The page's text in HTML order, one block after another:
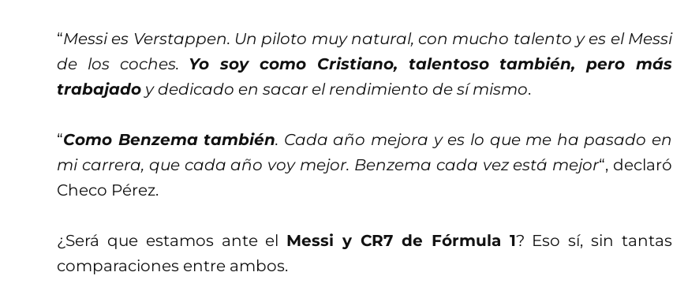
“Messi es Verstappen. Un piloto muy natural, con mucho talento y es el Messi
de los coches. Yo soy como Cristiano, talentoso también, pero más
trabajado y dedicado en sacar el rendimiento de sí mismo.
“Como Benzema también. Cada año mejora y es lo que me ha pasado en
mi carrera, que cada año voy mejor. Benzema cada vez está mejor“, declaró
Checo Pérez.
¿Será que estamos ante el Messi y CR7 de Fórmula 1? Eso sí, sin tantas
comparaciones entre ambos.